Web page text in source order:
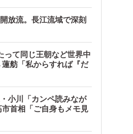
放流。長江流域で深刻
って同じ王朝など世界中
舫「私からすれば『だ
小川「カンペ読みなが
首相「ご自身もメモ見